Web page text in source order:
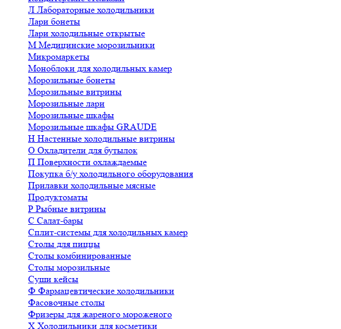
Л Лабораторные холодильники
Лари бонеты
Лари холодильные открытые
М Медицинские морозильники
Микромаркеты
Моноблоки для холодильных камер
Морозильные бонеты
Морозильные витрины
Морозильные лари
Морозильные шкафы
Морозильные шкафы GRAUDE
Н Настенные холодильные витрины
О Охладители для бутылок
П Поверхности охлаждаемые
Покупка б/у холодильного оборудования
Прилавки холодильные мясные
Продуктоматы
Р Рыбные витрины
С Салат-бары
Сплит-системы для холодильных камер
Столы для пиццы
Столы комбинированные
Столы морозильные
Суши кейсы
Ф Фармацевтические холодильники
Фасовочные столы
Фризеры для жареного мороженого
Х Холодильники для косметики